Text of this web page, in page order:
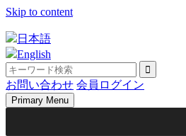
Skip to content
日本語
English
お問い合わせ 会員ログイン
Primary Menu